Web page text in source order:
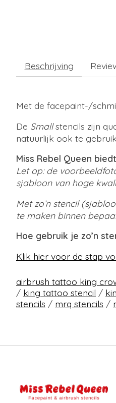
Beschrijving
Met de facepaint-/
De Smallstencils zijn
natuurlijk ook te
Miss Rebel Queen
Let op: de
sjabloon van hoge
Met zo’n stencil
te maken binnen
Hoe gebruik je zo’n
Klik hier voor de stap
airbrush tattoo king
/ king tattoo stencil /
stencils / mrq stencils /